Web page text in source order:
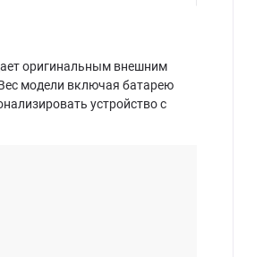
оригинальным внешним
модели включая батарею
устройство с